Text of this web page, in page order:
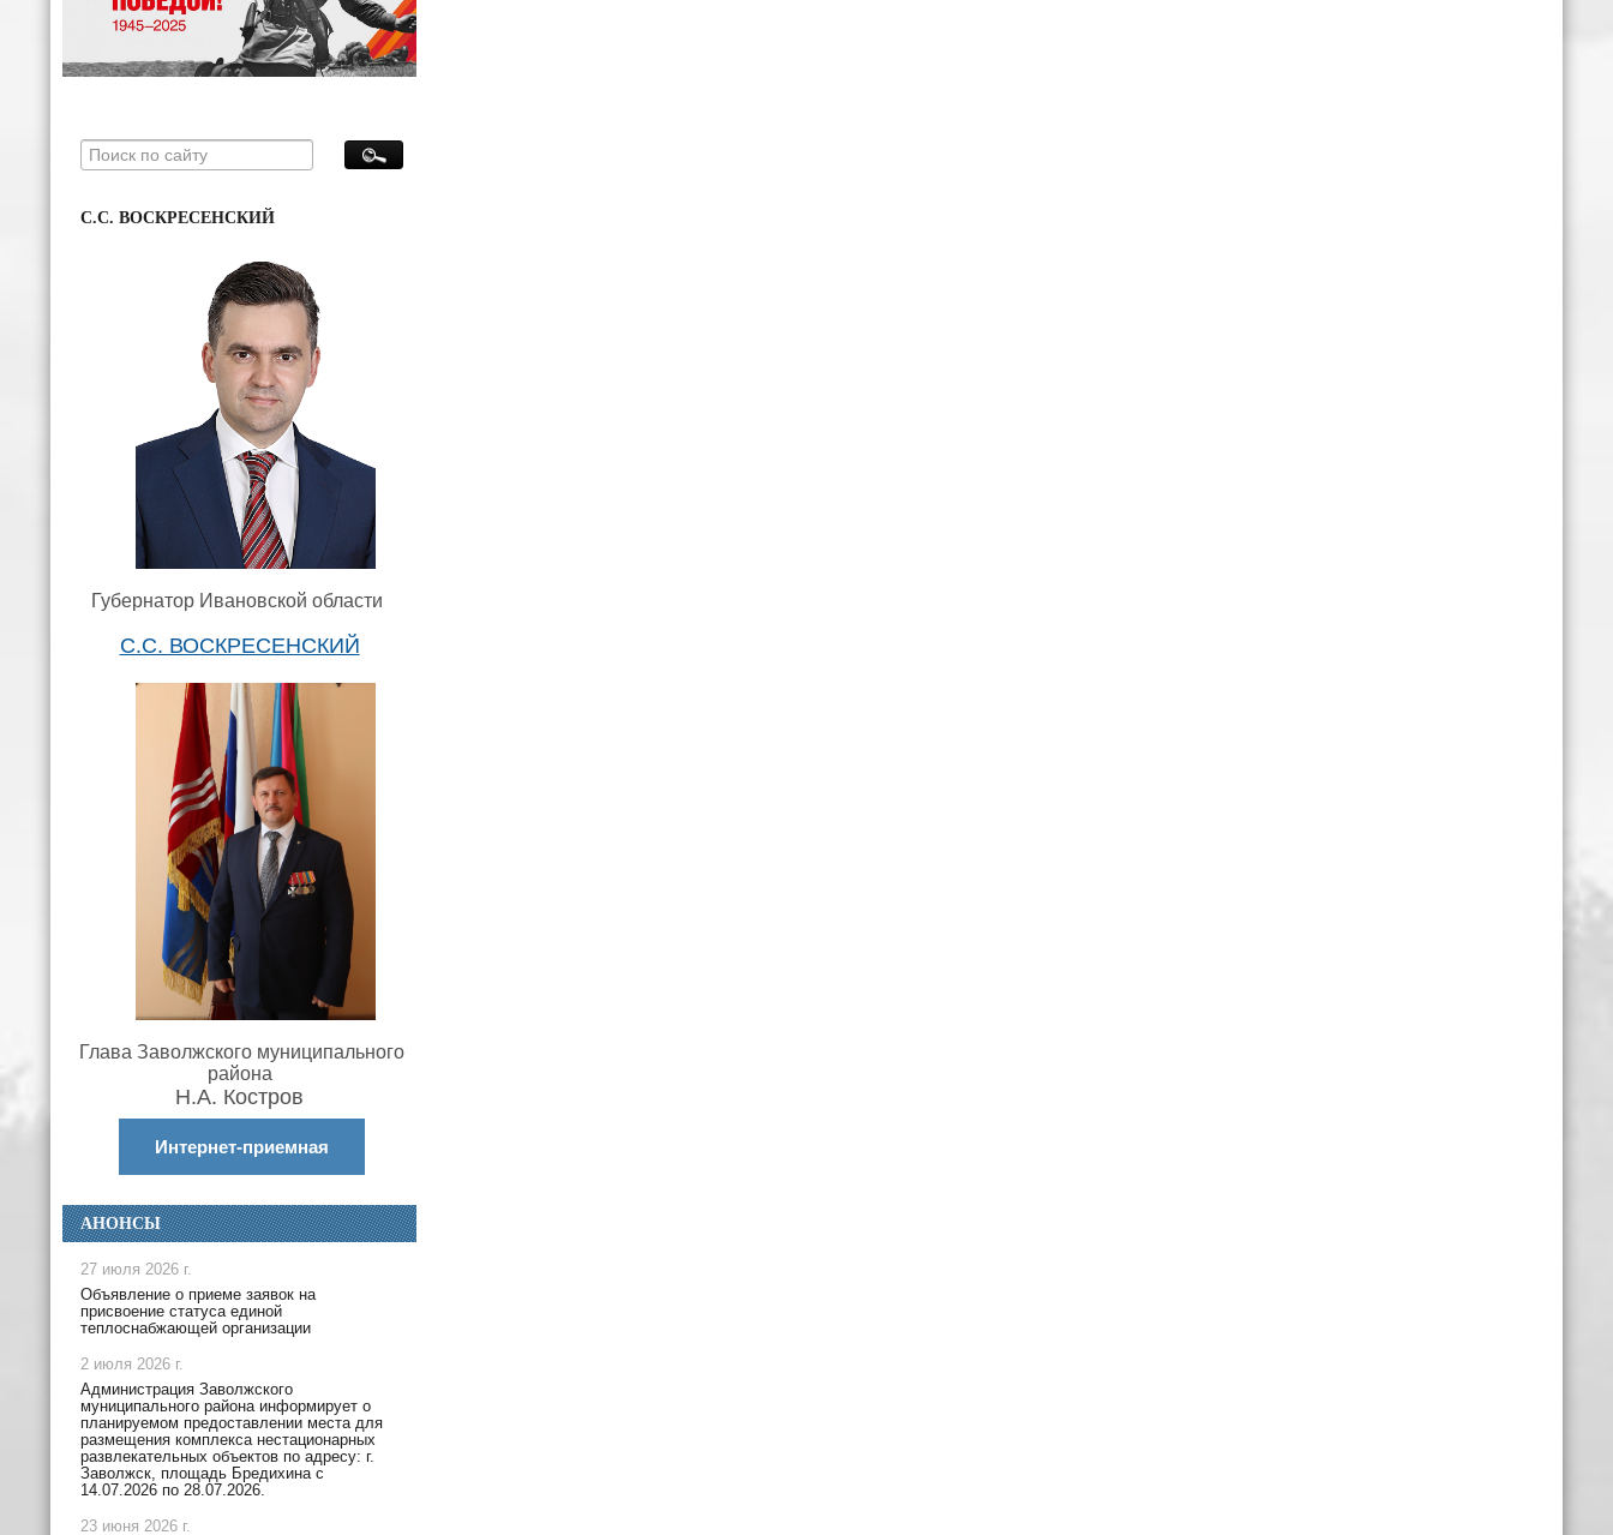
С.С. ВОСКРЕСЕНСКИЙ
Губернатор Ивановской области
С.С. ВОСКРЕСЕНСКИЙ
Глава Заволжского муниципального
района
Н.А. Костров
Интернет-приемная
АНОНСЫ
27 июля 2026 г.
Объявление о приеме заявок на
присвоение статуса единой
теплоснабжающей организации
2 июля 2026 г.
Администрация Заволжского
муниципального района информирует о
планируемом предоставлении места для
размещения комплекса нестационарных
развлекательных объектов по адресу: г.
Заволжск, площадь Бредихина с
14.07.2026 по 28.07.2026.
23 июня 2026 г.